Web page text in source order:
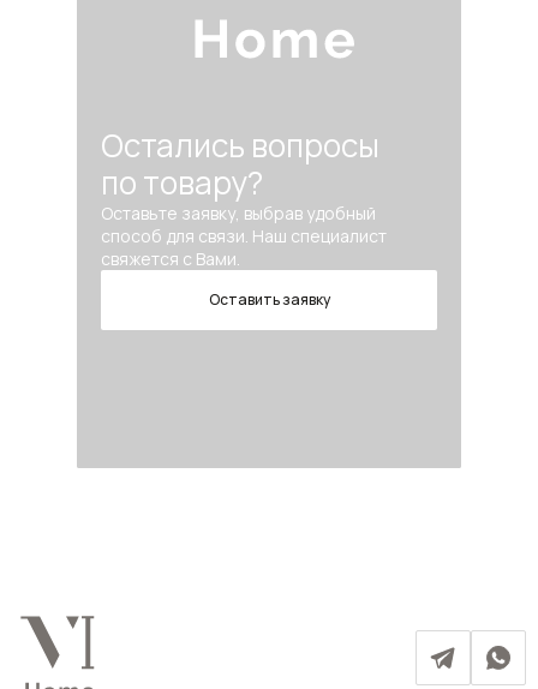
Остались вопросы
по товару?
Оставьте заявку, выбрав удобный
способ для связи. Наш специалист
свяжется с Вами.
Оставить заявку